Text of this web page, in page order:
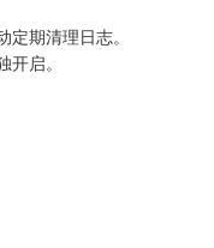
期清理日志。
启。